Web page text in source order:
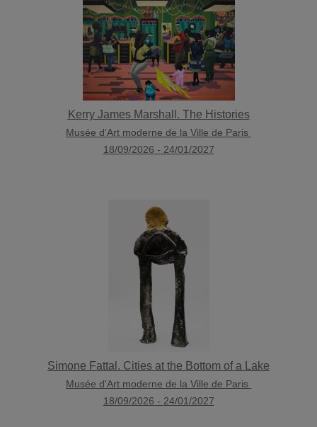
Kerry James Marshall. The Histories
Musée d'Art moderne de la Ville de Paris
18/09/2026 - 24/01/2027
Simone Fattal. Cities at the Bottom of a Lake
Musée d'Art moderne de la Ville de Paris
18/09/2026 - 24/01/2027